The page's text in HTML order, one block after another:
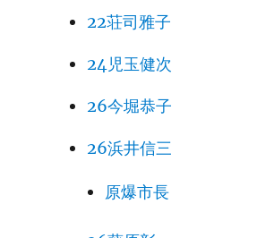
22荘司雅子
24児玉健次
26今堀恭子
26浜井信三
原爆市長